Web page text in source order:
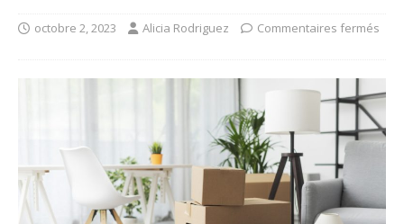
octobre 2, 2023 Alicia Rodriguez Commentaires fermés